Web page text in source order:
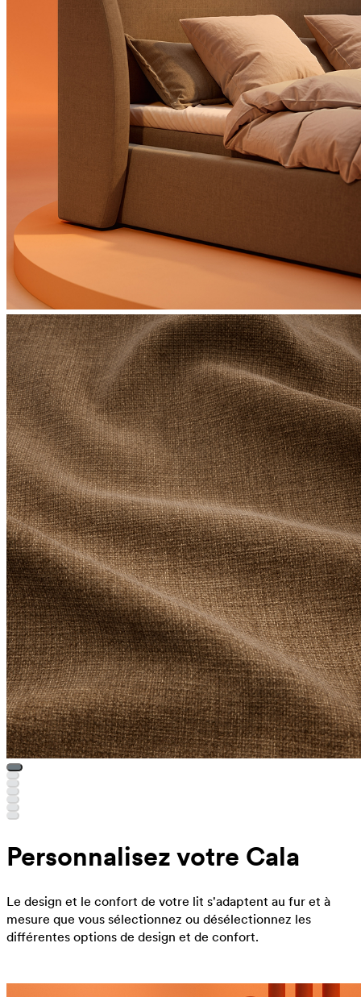
Personnalisez votre Cala
Le design et le confort de votre lit s'adaptent au fur et à
mesure que vous sélectionnez ou désélectionnez les
différentes options de design et de confort.